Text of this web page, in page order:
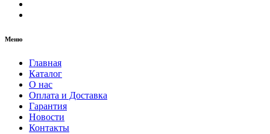
Меню
Главная
Каталог
О нас
Оплата и Доставка
Гарантия
Новости
Контакты